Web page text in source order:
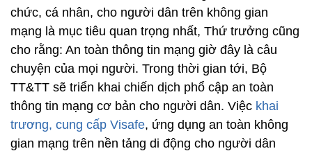
chức, cá nhân, cho người dân trên không gian
mạng là mục tiêu quan trọng nhất, Thứ trưởng cũng
cho rằng: An toàn thông tin mạng giờ đây là câu
chuyện của mọi người. Trong thời gian tới, Bộ
TT&TT sẽ triển khai chiến dịch phổ cập an toàn
thông tin mạng cơ bản cho người dân. Việc khai
trương, cung cấp Visafe, ứng dụng an toàn không
gian mạng trên nền tảng di động cho người dân